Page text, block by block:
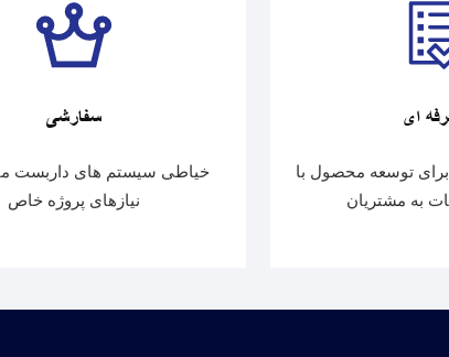
سفارشی
خیاطی سیستم های داربست
نیازهای پروژه خاص
ای
برای توسعه محصول با
به مشتریان